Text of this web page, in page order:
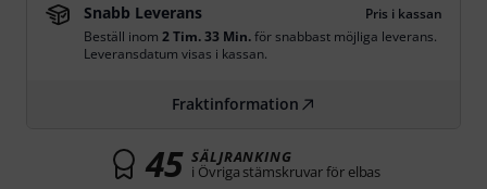
Snabb Leverans
Pris i kassan
Beställ inom 2 Tim. 33 Min.för snabbast möjliga leverans.
Leveransdatum visas i kassan.
Fraktinformation
45 SÄLJRANKING
i Övriga stämskruvar för elbas